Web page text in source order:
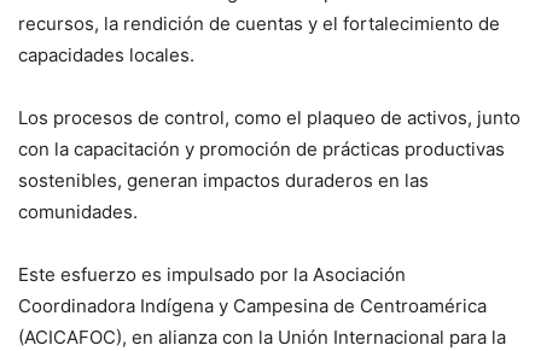
recursos, la rendición de cuentas y el fortalecimiento de
capacidades locales.
Los procesos de control, como el plaqueo de activos, junto
con la capacitación y promoción de prácticas productivas
sostenibles, generan impactos duraderos en las
comunidades.
Este esfuerzo es impulsado por la Asociación
Coordinadora Indígena y Campesina de Centroamérica
(ACICAFOC), en alianza con la Unión Internacional para la